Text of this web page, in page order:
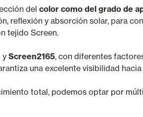
del color como del grado de
reflexión y absorción solar, para
tejido Screen.
y Screen2165, con diferentes
una excelente visibilidad
total, podemos optar por